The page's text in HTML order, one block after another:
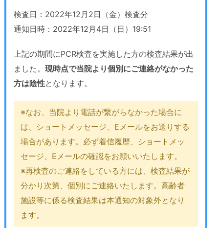
検査日：2022年12月2日（金）検査分
通知日時：2022年12月4日（日）19:51
上記の期間にPCR検査を実施した方の検査結果が出
ました。 現時点で当院より個別にご連絡がなかった
方は陰性となります。
※なお、当院より電話が繋がらなかった場合に
は、ショートメッセージ、Eメールをお送りする
場合があります。必ず着信履歴、ショートメッ
セージ、Eメールの確認をお願いいたします。
※再検査のご連絡をしている方には、検査結果が
分かり次第、個別にご連絡いたします。高齢者
施設等に係る検査結果は本通知の対象外となり
ます。